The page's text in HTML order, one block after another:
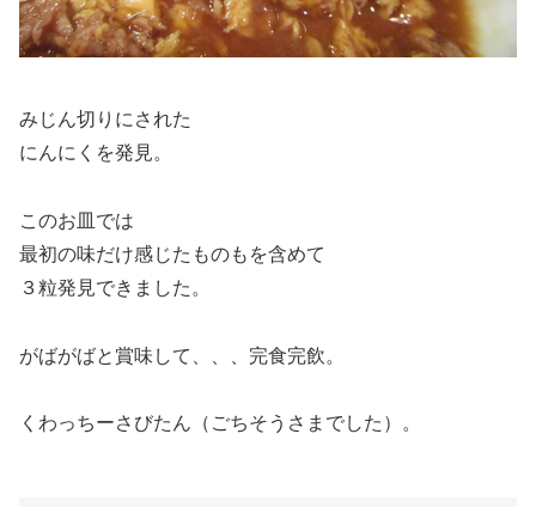
みじん切りにされた
にんにくを発見。
このお皿では
最初の味だけ感じたものもを含めて
３粒発見できました。
がばがばと賞味して、、、完食完飲。
くわっちーさびたん（ごちそうさまでした）。